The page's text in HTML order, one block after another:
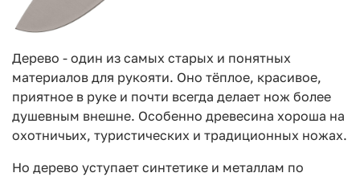
Дерево - один из самых старых и понятных
материалов для рукояти. Оно тёплое, красивое,
приятное в руке и почти всегда делает нож более
душевным внешне. Особенно древесина хороша на
охотничьих, туристических и традиционных ножах.
Но дерево уступает синтетике и металлам по